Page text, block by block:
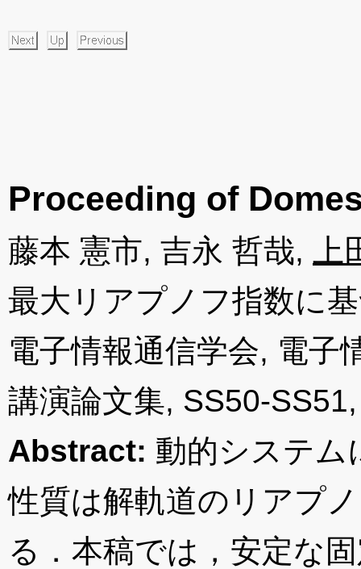
Proceeding of
藤本 憲市, 吉永 哲哉,
最大リアプノフ指数に
電子情報通信学会, 電子
講演論文集, SS50-
Abstract: 動的システム
性質は解軌道のリアプ
る．本稿では，安定な